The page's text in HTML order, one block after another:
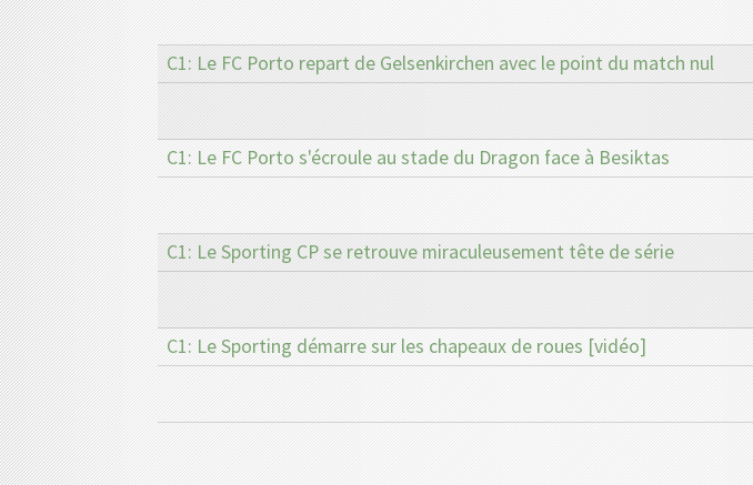
C1: Le FC Porto repart de Gelsenkirchen avec le point du match nul
C1: Le FC Porto s'écroule au stade du Dragon face à Besiktas
C1: Le Sporting CP se retrouve miraculeusement tête de série
C1: Le Sporting démarre sur les chapeaux de roues [vidéo]